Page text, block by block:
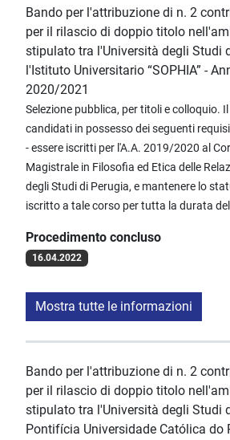
Bando per l'attribuzione di n. 2
per il rilascio di doppio titolo
stipulato tra l'Università degli Studi
l'Istituto Universitario “SOPHIA” -
2020/2021
Selezione pubblica, per titoli e colloquio.
candidati in possesso dei seguenti
- essere iscritti per l'A.A. 2019/2020 al
Magistrale in Filosofia ed Etica delle
degli Studi di Perugia, e mantenere lo
iscritto a tale corso per tutta la durata
Procedimento concluso
16.04.2022
Mostra tutte le informazioni
Bando per l'attribuzione di n. 2
per il rilascio di doppio titolo
stipulato tra l'Università degli Studi
Pontifícia Universidade Católica do